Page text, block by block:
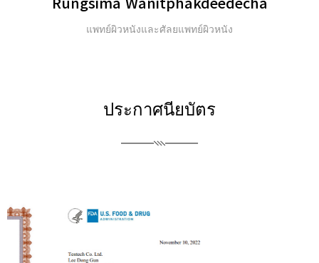
ปริญญาตรี และ Fellow of the American Academy of
ประกาศนียบัตร